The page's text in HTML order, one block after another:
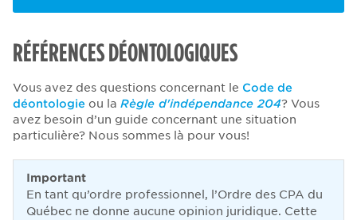
RÉFÉRENCES DÉONTOLOGIQUES
Vous avez des questions concernant le Code de
déontologie ou la Règle d'indépendance 204? Vous
avez besoin d’un guide concernant une situation
particulière? Nous sommes là pour vous!
Important
En tant qu’ordre professionnel, l’Ordre des CPA du
Québec ne donne aucune opinion juridique. Cette